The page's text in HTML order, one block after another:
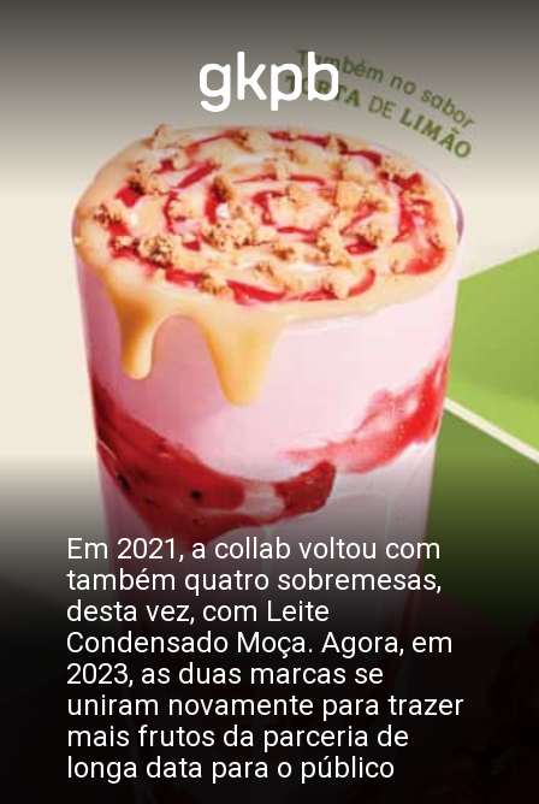
Em 2021, a collab voltou com
também quatro sobremesas,
desta vez, com Leite
Condensado Moça. Agora, em
2023, as duas marcas se
uniram novamente para trazer
mais frutos da parceria de
longa data para o público